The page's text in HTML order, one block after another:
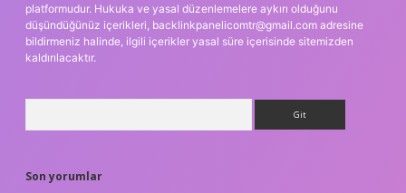
platformudur. Hukuka ve yasal düzenlemelere aykırı olduğunu
düşündüğünüz içerikleri, backlinkpanelicomtr@gmail.com adresine
bildirmeniz halinde, ilgili içerikler yasal süre içerisinde sitemizden
kaldırılacaktır.
Son yorumlar